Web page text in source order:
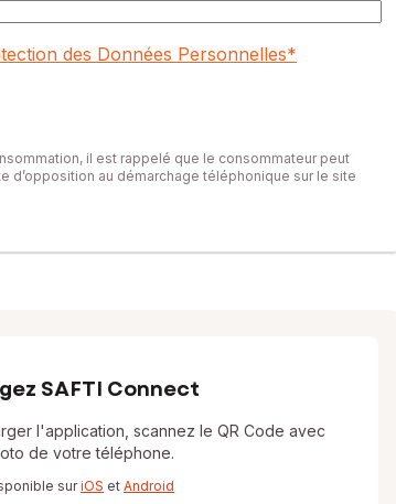
des Données Personnelles*
il est rappelé que le consommateur peut
d’opposition au démarchage téléphonique sur le site
SAFTI Connect
l'application, scannez le QR Code avec
de votre téléphone.
suriOS et Android